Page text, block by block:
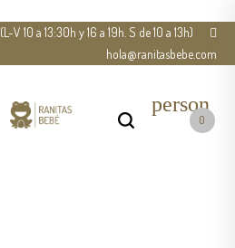
(L-V 10 a 13:30h y 16 a 19h. S de 10 a 13h)
hola@ranitasbebe.com
person
0